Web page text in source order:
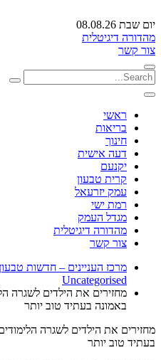
יום שבת 08.08.26
מהדורה דיגיטלית
צור קשר
ראשי
בריאות
חינוך
דעה אישית
יקנעם
קרית טבעון
עמק יזרעאל
רמת ישי
מגדל העמק
מהדורה דיגיטלית
צור קשר
מרכז העניינים – חדשות
Uncategorised
מחזירים את הילדים לשגרה
באמונה בעתיד טוב יותר
מחזירים את הילדים לשגרה
בעתיד טוב יותר